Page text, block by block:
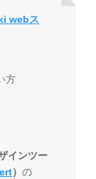
webス
方
インツー
）の